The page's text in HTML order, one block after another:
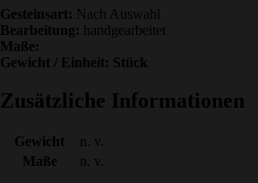
Gesteinsart: Nach Auswahl
Bearbeitung: handgearbeitet
Maße:
Gewicht / Einheit: Stück
Zusätzliche Informationen
Gewicht
n. v.
Maße
n. v.